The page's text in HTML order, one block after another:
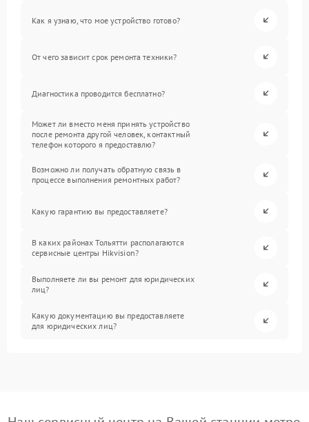
Как я узнаю, что мое устройство готово?
От чего зависит срок ремонта техники?
Диагностика проводится бесплатно?
Может ли вместо меня принять устройство
после ремонта другой человек, контактный
телефон которого я предоставлю?
Возможно ли получать обратную связь в
процессе выполнения ремонтных работ?
Какую гарантию вы предоставляете?
В каких районах Тольятти располагаются
сервисные центры Hikvision?
Выполняете ли вы ремонт для юридических
лиц?
Какую документацию вы предоставляете
для юридических лиц?